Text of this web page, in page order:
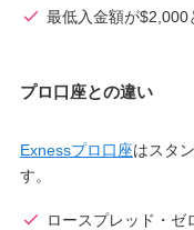
最低入金額が$2,000
プロ口座との違い
Exnessプロ口座はスタ
す。
ロースプレッド・ゼ